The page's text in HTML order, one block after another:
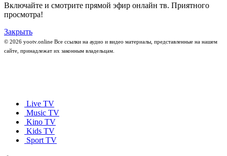
Включайте и смотрите прямой эфир онлайн тв. Приятного
просмотра!
Закрыть
© 2026 yootv.online Все ссылки на аудио и видео материалы, представленные на нашем
сайте, принадлежат их законным владельцам.
Live TV
Music TV
Kino TV
Kids TV
Sport TV